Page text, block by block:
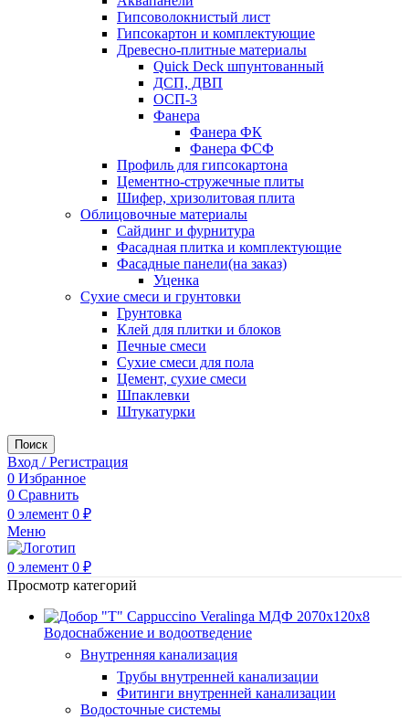
Гипсоволокнистый лист
Гипсокартон и комплектующие
Древесно-плитные материалы
Quick Deck шпунтованный
ДСП, ДВП
ОСП-3
Фанера
Фанера ФК
Фанера ФСФ
Профиль для гипсокартона
Цементно-стружечные плиты
Шифер, хризолитовая плита
Облицовочные материалы
Сайдинг и фурнитура
Фасадная плитка и комплектующие
Фасадные панели(на заказ)
Уценка
Сухие смеси и грунтовки
Грунтовка
Клей для плитки и блоков
Печные смеси
Сухие смеси для пола
Цемент, сухие смеси
Шпаклевки
Штукатурки
Поиск
Вход / Регистрация
0 Избранное
0 Сравнить
0 элемент 0 ₽
Меню
0 элемент 0 ₽
Просмотр категорий
Водоснабжение и водоотведение
Внутренняя канализация
Трубы внутренней канализации
Фитинги внутренней канализации
Водосточные системы